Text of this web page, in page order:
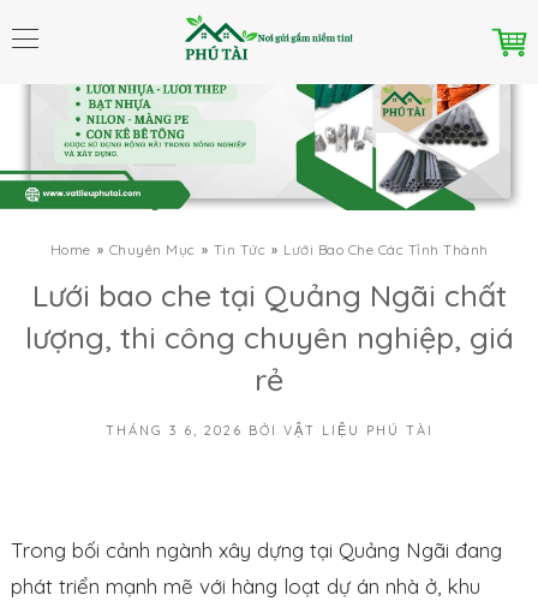
Home Chuyên Mục Tin Tức Lưới Bao Che Các Tỉnh Thành
Lưới bao che tại Quảng Ngãi chất
lượng, thi công chuyên nghiệp, giá
rẻ
THÁNG 3 6, 2026 BỞI VẬT LIỆU PHÚ TÀI
Trong bối cảnh ngành xây dựng tại Quảng Ngãi đang
phát triển mạnh mẽ với hàng loạt dự án nhà ở, khu